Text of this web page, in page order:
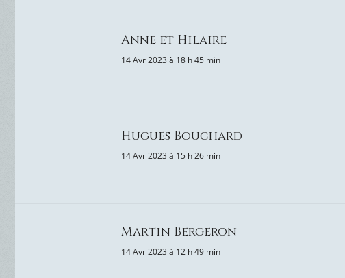
Anne et Hilaire
14 Avr 2023 à 18 h 45 min
Hugues Bouchard
14 Avr 2023 à 15 h 26 min
Martin Bergeron
14 Avr 2023 à 12 h 49 min